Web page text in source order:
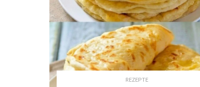
REZEPTE